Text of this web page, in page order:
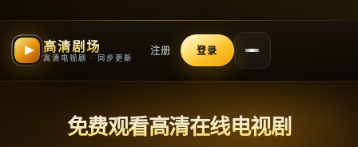
高清剧场
高清电视剧 · 同步更新
注册 登录
免费观看高清在线电视剧